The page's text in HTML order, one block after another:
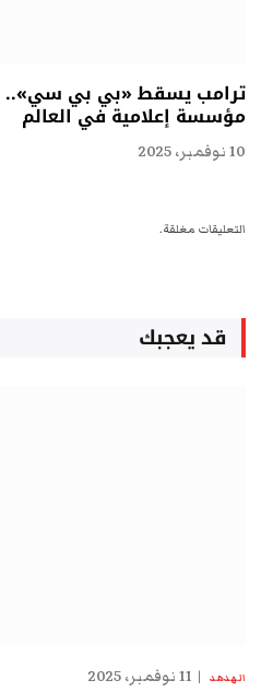
ترامب يسقط «بي بي سي»..
مؤسسة إعلامية في العالم
10 نوفمبر، 2025
التعليقات مغلقة.
قد يعجبك
الهدهد 11 نوفمبر، 2025